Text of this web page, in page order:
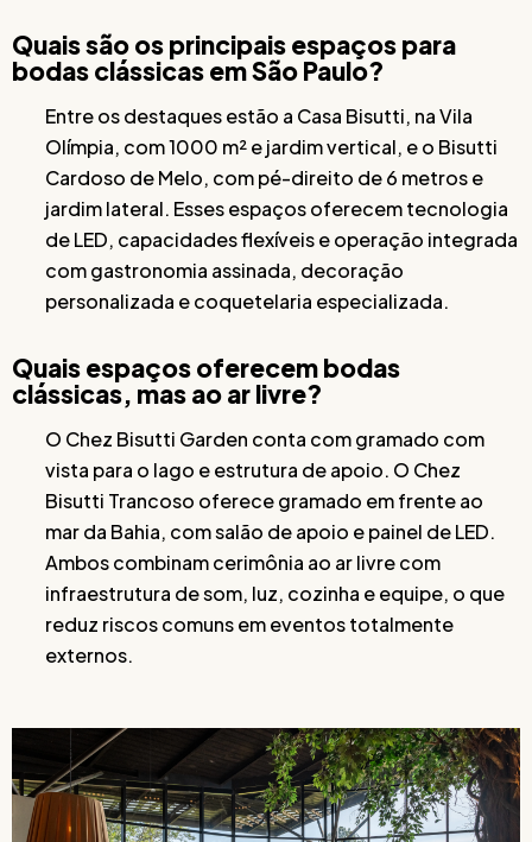
Quais são os principais espaços para
bodas clássicas em São Paulo?
Entre os destaques estão a Casa Bisutti, na Vila
Olímpia, com 1000 m² e jardim vertical, e o Bisutti
Cardoso de Melo, com pé-direito de 6 metros e
jardim lateral. Esses espaços oferecem tecnologia
de LED, capacidades flexíveis e operação integrada
com gastronomia assinada, decoração
personalizada e coquetelaria especializada.
Quais espaços oferecem bodas
clássicas, mas ao ar livre?
O Chez Bisutti Garden conta com gramado com
vista para o lago e estrutura de apoio. O Chez
Bisutti Trancoso oferece gramado em frente ao
mar da Bahia, com salão de apoio e painel de LED.
Ambos combinam cerimônia ao ar livre com
infraestrutura de som, luz, cozinha e equipe, o que
reduz riscos comuns em eventos totalmente
externos.